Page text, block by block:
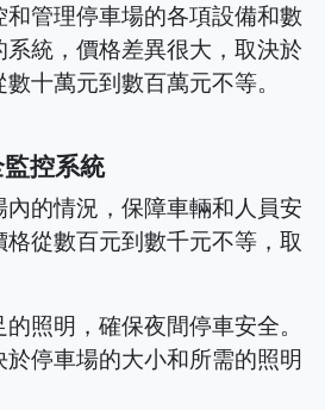
管理停車場的各項設備和數
統，價格差異很大，取決於
十萬元到數百萬元不等。
控系統
的情況，保障車輛和人員安
從數百元到數千元不等，取
照明，確保夜間停車安全。
停車場的大小和所需的照明